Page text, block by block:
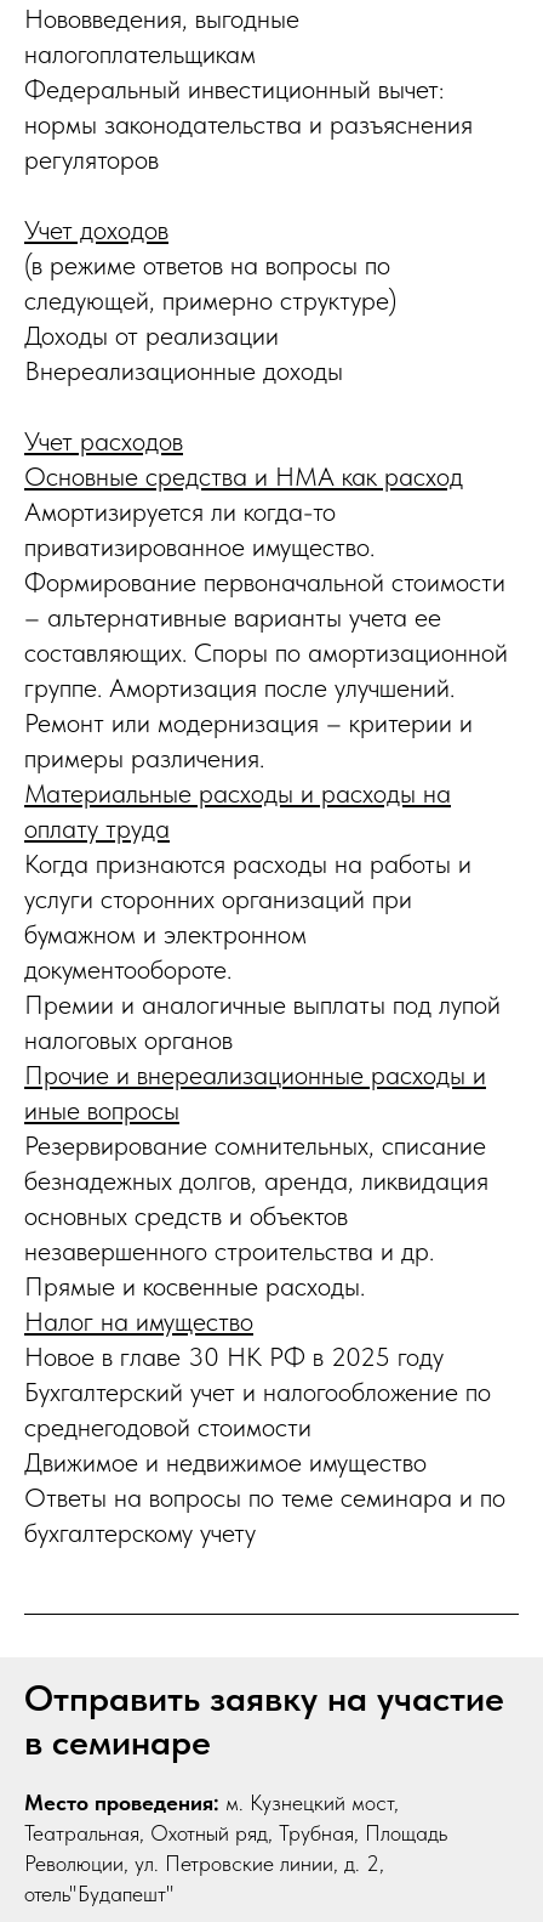
Нововведения, выгодные
налогоплательщикам
Федеральный инвестиционный вычет:
нормы законодательства и разъяснения
регуляторов
Учет доходов
(в режиме ответов на вопросы по
следующей, примерно структуре)
Доходы от реализации
Внереализационные доходы
Учет расходов
Основные средства и НМА как расход
Амортизируется ли когда-то
приватизированное имущество.
Формирование первоначальной стоимости
– альтернативные варианты учета ее
составляющих. Споры по амортизационной
группе. Амортизация после улучшений.
Ремонт или модернизация – критерии и
примеры различения.
Материальные расходы и расходы на
оплату труда
Когда признаются расходы на работы и
услуги сторонних организаций при
бумажном и электронном
документообороте.
Премии и аналогичные выплаты под лупой
налоговых органов
Прочие и внереализационные расходы и
иные вопросы
Резервирование сомнительных, списание
безнадежных долгов, аренда, ликвидация
основных средств и объектов
незавершенного строительства и др.
Прямые и косвенные расходы.
Налог на имущество
Новое в главе 30 НК РФ в 2025 году
Бухгалтерский учет и налогообложение по
среднегодовой стоимости
Движимое и недвижимое имущество
Ответы на вопросы по теме семинара и по
бухгалтерскому учету
Отправить заявку на участие
в семинаре
Место проведения: м. Кузнецкий мост,
Театральная, Охотный ряд, Трубная, Площадь
Революции, ул. Петровские линии, д. 2,
отель"Будапешт"